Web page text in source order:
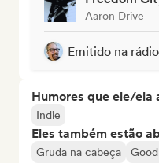
Aaron Drive
Emitido na rádio
Humores que ele/ela
Indie
Eles também estão
Gruda na cabeça